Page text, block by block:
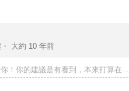
大約 10 年前
你！你的建議是有看到，本來打算在...